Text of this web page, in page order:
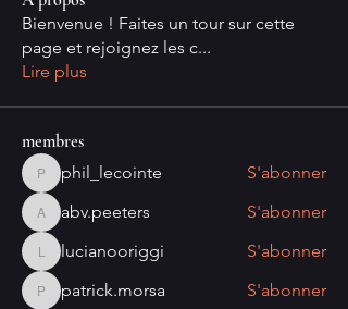
Bienvenue ! Faites un tour sur cette
page et rejoignez les c...
Lire plus
membres
phil_lecointe
phil_lecointe S'abonner
abv.peeters
abv.peeters S'abonner
lucianooriggi
lucianooriggi S'abonner
patrick.morsa
patrick.morsa S'abonner